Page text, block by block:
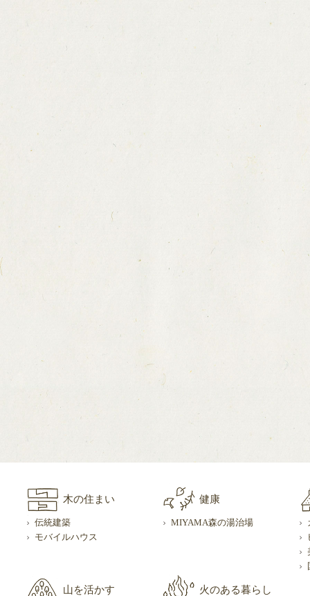
木の住まい
伝統建築
モバイルハウス
健康
MIYAMA森の湯治場
山を活かす 火のある暮らし